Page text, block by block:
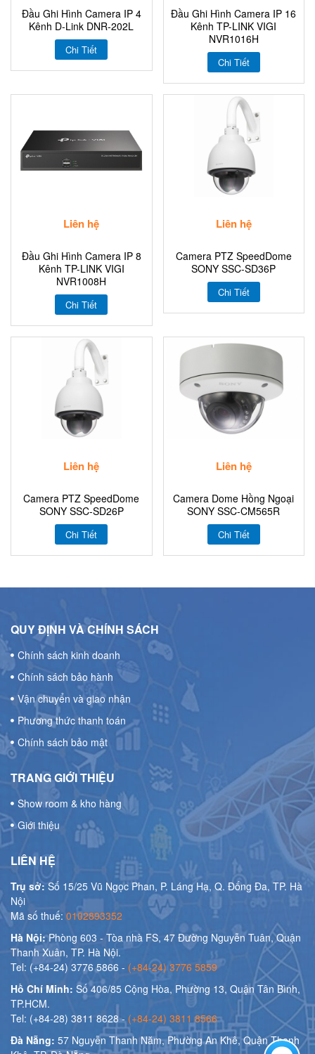
Đầu Ghi Hình Camera IP 4
Kênh D-Link DNR-202L
Chi Tiết
Đầu Ghi Hình Camera IP 16
Kênh TP-LINK VIGI
NVR1016H
Chi Tiết
Liên hệ
Đầu Ghi Hình Camera IP 8
Kênh TP-LINK VIGI
NVR1008H
Chi Tiết
Liên hệ
Camera PTZ SpeedDome
SONY SSC-SD36P
Chi Tiết
Liên hệ
Camera PTZ SpeedDome
SONY SSC-SD26P
Chi Tiết
Liên hệ
Camera Dome Hồng Ngoại
SONY SSC-CM565R
Chi Tiết
QUY ĐỊNH VÀ CHÍNH SÁCH
Chính sách kinh doanh
Chính sách bảo hành
Vận chuyển và giao nhận
Phương thức thanh toán
Chính sách bảo mật
TRANG GIỚI THIỆU
Show room & kho hàng
Giới thiệu
LIÊN HỆ
Trụ sở: Số 15/25 Vũ Ngọc Phan, P. Láng Hạ, Q. Đống Đa, TP. Hà
Nội
Mã số thuế: 0102893352
Hà Nội:Phòng 603 - Tòa nhà FS, 47 Đường Nguyễn Tuân, Quận
Thanh Xuân, TP. Hà Nội.
Tel: (+84-24) 3776 5866 - (+84-24) 3776 5859
Hồ Chí Minh: Số 406/85 Cộng Hòa, Phường 13, Quận Tân Bình,
TP.HCM.
Tel: (+84-28) 3811 8628 -(+84-24) 3811 8566
Đà Nẵng: 57 Nguyễn Thanh Năm, Phường An Khê, Quận Thanh